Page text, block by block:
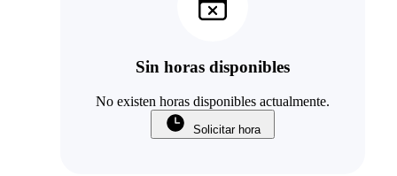
Sin horas disponibles
No existen horas disponibles actualmente.
Solicitar hora